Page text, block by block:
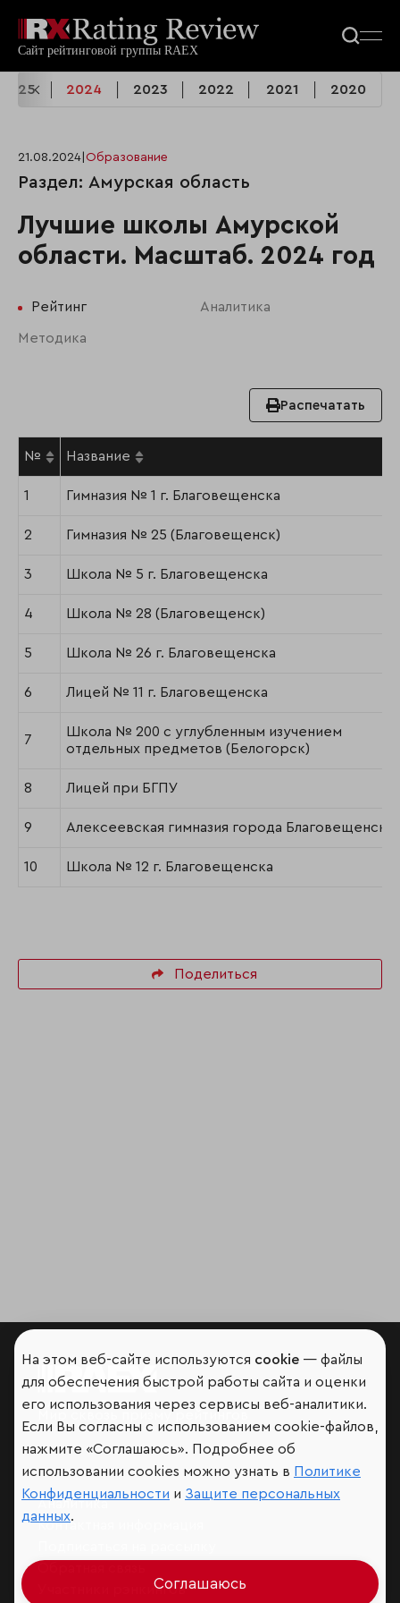
2025 2024 2023 2022 2021 2020
21.08.2024 Образование
Раздел: Амурская область
Лучшие школы Амурской
области. Масштаб. 2024 год
Рейтинг Аналитика
Методика
Распечатать
№ Название
1 Гимназия № 1 г. Благовещенска
2 Гимназия № 25 (Благовещенск)
3 Школа № 5 г. Благовещенска
4 Школа № 28 (Благовещенск)
5 Школа № 26 г. Благовещенска
6 Лицей № 11 г. Благовещенска
7
Школа № 200 с углубленным изучением
отдельных предметов (Белогорск)
8 Лицей при БГПУ
9 Алексеевская гимназия города Благовещенска
10 Школа № 12 г. Благовещенска
Поделиться
Мир сквозь призму рейтингов
Аналитика
Контактная информация
Участники рэнкингов
На этом веб-сайте используются cookie — файлы
для обеспечения быстрой работы сайта и оценки
его использования через сервисы веб-аналитики.
Если Вы согласны с использованием cookie-файлов,
нажмите «Соглашаюсь». Подробнее об
использовании cookies можно узнать в Политике
Конфиденциальности и Защите персональных
данных.
Соглашаюсь